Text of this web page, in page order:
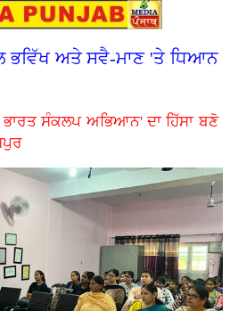
ਭਵਿੱਖ ਅਤੇ ਸਵੈ-ਮਾਣ 'ਤੇ ਧਿਆਨ
ਭਾਰਤ ਸੰਕਲਪ ਅਭਿਆਨ' ਦਾ ਹਿੱਸਾ ਬਣੋ